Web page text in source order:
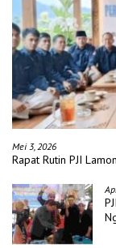
Mei 3, 2026
Rapat Rutin PJI